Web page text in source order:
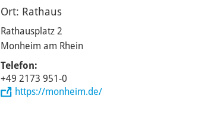
Ort: Rathaus
Rathausplatz 2
Monheim am Rhein
Telefon:
+49 2173 951-0
https://monheim.de/